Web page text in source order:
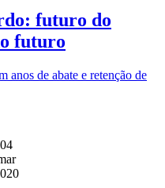
futuro do
futuro
anos de abate e retenção de
04